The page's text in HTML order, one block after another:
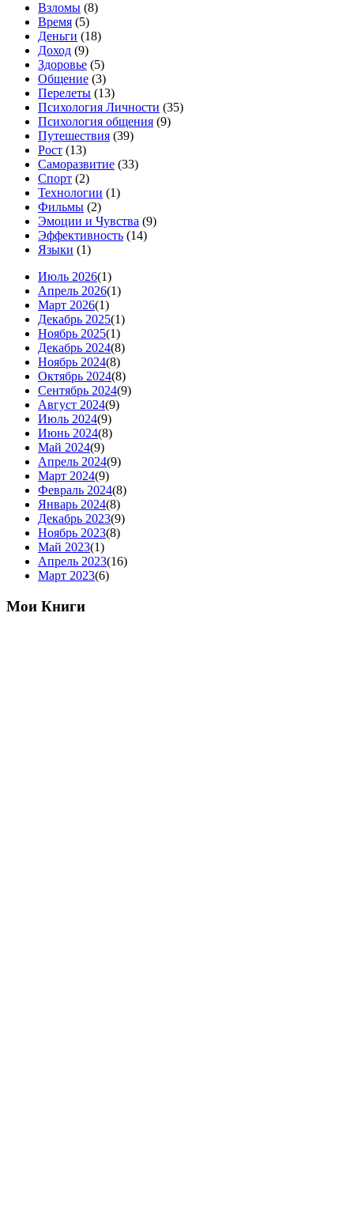
Взломы (8)
Время (5)
Деньги (18)
Доход (9)
Здоровье (5)
Общение (3)
Перелеты (13)
Психология Личности (35)
Психология общения (9)
Путешествия (39)
Рост (13)
Саморазвитие (33)
Спорт (2)
Технологии (1)
Фильмы (2)
Эмоции и Чувства (9)
Эффективность (14)
Языки (1)
Июль 2026(1)
Апрель 2026(1)
Март 2026(1)
Декабрь 2025(1)
Ноябрь 2025(1)
Декабрь 2024(8)
Ноябрь 2024(8)
Октябрь 2024(8)
Сентябрь 2024(9)
Август 2024(9)
Июль 2024(9)
Июнь 2024(8)
Май 2024(9)
Апрель 2024(9)
Март 2024(9)
Февраль 2024(8)
Январь 2024(8)
Декабрь 2023(9)
Ноябрь 2023(8)
Май 2023(1)
Апрель 2023(16)
Март 2023(6)
Мои Книги